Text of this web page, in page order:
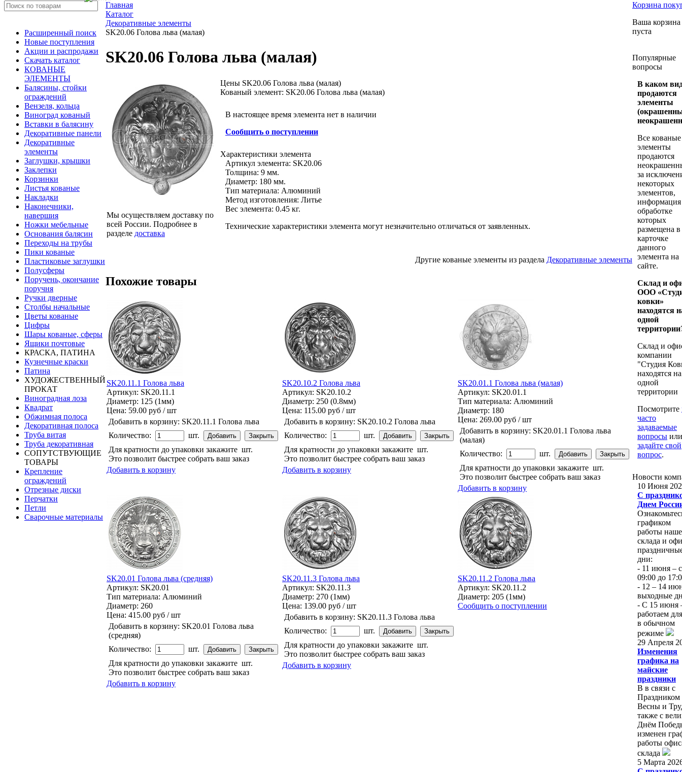
Расширенный поиск
Новые поступления
Акции и распродажи
Скачать каталог
КОВАНЫЕ
ЭЛЕМЕНТЫ
Балясины, стойки
ограждений
Вензеля, кольца
Виноград кованый
Вставки в балясину
Декоративные панели
Декоративные
элементы
Заглушки, крышки
Заклепки
Корзинки
Листья кованые
Накладки
Наконечники,
навершия
Ножки мебельные
Основания балясин
Переходы на трубы
Пики кованые
Пластиковые заглушки
Полусферы
Поручень, окончание
поручня
Ручки дверные
Столбы начальные
Цветы кованые
Цифры
Шары кованые, сферы
Ящики почтовые
КРАСКА, ПАТИНА
Кузнечные краски
Патина
ХУДОЖЕСТВЕННЫЙ
ПРОКАТ
Виноградная лоза
Квадрат
Обжимная полоса
Декоративная полоса
Труба витая
Труба декоративная
СОПУТСТВУЮЩИЕ
ТОВАРЫ
Крепление
ограждений
Отрезные диски
Перчатки
Петли
Сварочные материалы
Главная
Каталог
Декоративные элементы
SK20.06 Голова льва (малая)
SK20.06 Голова льва (малая)
Мы осуществляем доставку по
всей России. Подробнее в
разделе доставка
Цены SK20.06 Голова льва (малая)
Кованый элемент: SK20.06 Голова льва (малая)
В настоящее время элемента нет в наличии
Сообщить о поступлении
Характеристики элемента
Артикул элемента: SK20.06
Толщина: 9 мм.
Диаметр: 180 мм.
Тип материала: Алюминий
Метод изготовления: Литье
Вес элемента: 0.45 кг.
Технические характеристики элемента могут незначительно отличаться от заявленных.
Другие кованые элементы из раздела Декоративные элементы
Похожие товары
SK20.11.1 Голова льва
Артикул: SK20.11.1
Диаметр: 125 (1мм)
Цена: 59.00 руб / шт
Добавить в корзину: SK20.11.1 Голова льва
Количество:
шт.
Для кратности до упаковки закажите шт.
Это позволит быстрее собрать ваш заказ
Добавить в корзину
SK20.10.2 Голова льва
Артикул: SK20.10.2
Диаметр: 250 (0.8мм)
Цена: 115.00 руб / шт
Добавить в корзину: SK20.10.2 Голова льва
Количество:
шт.
Для кратности до упаковки закажите шт.
Это позволит быстрее собрать ваш заказ
Добавить в корзину
SK20.01.1 Голова льва (малая)
Артикул: SK20.01.1
Тип материала: Алюминий
Диаметр: 180
Цена: 269.00 руб / шт
Добавить в корзину: SK20.01.1 Голова льва
(малая)
Количество:
шт.
Для кратности до упаковки закажите шт.
Это позволит быстрее собрать ваш заказ
Добавить в корзину
SK20.01 Голова льва (средняя)
Артикул: SK20.01
Тип материала: Алюминий
Диаметр: 260
Цена: 415.00 руб / шт
Добавить в корзину: SK20.01 Голова льва
(средняя)
Количество:
шт.
Для кратности до упаковки закажите шт.
Это позволит быстрее собрать ваш заказ
Добавить в корзину
SK20.11.3 Голова льва
Артикул: SK20.11.3
Диаметр: 270 (1мм)
Цена: 139.00 руб / шт
Добавить в корзину: SK20.11.3 Голова льва
Количество:
шт.
Для кратности до упаковки закажите шт.
Это позволит быстрее собрать ваш заказ
Добавить в корзину
SK20.11.2 Голова льва
Артикул: SK20.11.2
Диаметр: 205 (1мм)
Сообщить о поступлении
Корзина
Ваша корзина
пуста
Популярные
вопросы
В каком
продаются
элементы
Все кованые
элементы
продаются
за
некоторых
элементов,
информация
обработке
которых
размещена в
карточке
данного
элемента на
сайте.
Склад и
ООО
ковки»
находятся
одной
Склад и
компании
"Студия
находятся на
одной
территории
Посмотрите
часто
задаваемые
вопросы или
задайте свой
вопрос.
Новости
10 Июня
С
Днем
графиком
работы
склада и
дни:
- 11 июня – с
09:00 до
- 12 – 14
выходные
- С 15
работаем
в обычном
режиме
29 Апреля
Изменения
графика на
майские
праздники
В в связи с
Праздником
Весны и
также с
Днём
изменен
работы
склада
5 Марта